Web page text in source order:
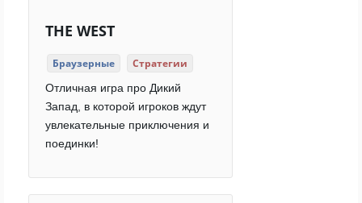
THE WEST
Браузерные Стратегии
Отличная игра про Дикий
Запад, в которой игроков ждут
увлекательные приключения и
поединки!